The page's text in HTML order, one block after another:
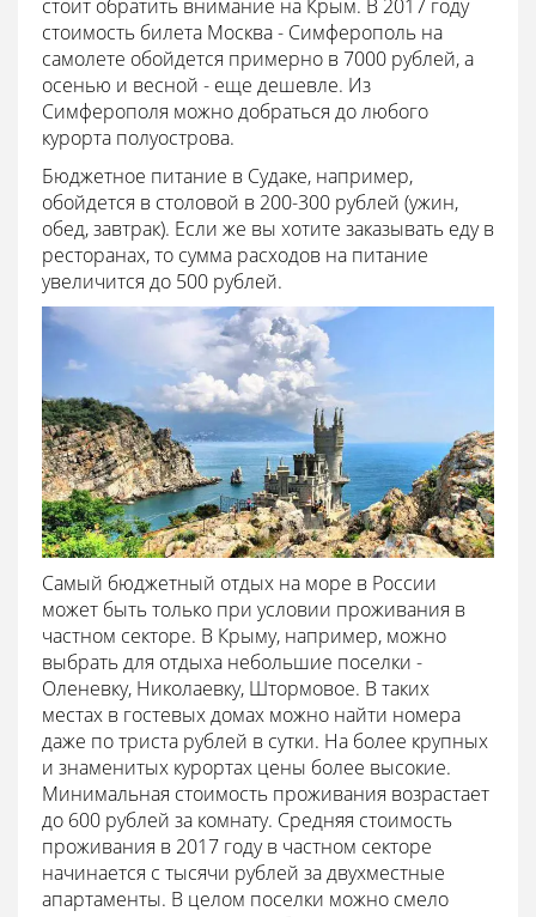
стоит обратить внимание на Крым. В 2017 году
стоимость билета Москва - Симферополь на
самолете обойдется примерно в 7000 рублей, а
осенью и весной - еще дешевле. Из
Симферополя можно добраться до любого
курорта полуострова.
Бюджетное питание в Судаке, например,
обойдется в столовой в 200-300 рублей (ужин,
обед, завтрак). Если же вы хотите заказывать еду в
ресторанах, то сумма расходов на питание
увеличится до 500 рублей.
Самый бюджетный отдых на море в России
может быть только при условии проживания в
частном секторе. В Крыму, например, можно
выбрать для отдыха небольшие поселки -
Оленевку, Николаевку, Штормовое. В таких
местах в гостевых домах можно найти номера
даже по триста рублей в сутки. На более крупных
и знаменитых курортах цены более высокие.
Минимальная стоимость проживания возрастает
до 600 рублей за комнату. Средняя стоимость
проживания в 2017 году в частном секторе
начинается с тысячи рублей за двухместные
апартаменты. В целом поселки можно смело